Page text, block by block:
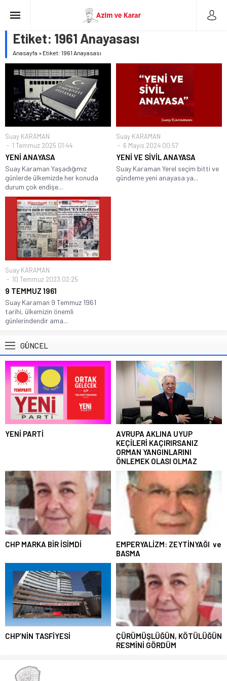
Etiket: 1961 Anayasası
Anasayfa » Etiket: 1961 Anayasası
Suay KARAMAN
1 Temmuz 2025 01:44
YENİ ANAYASA
Suay Karaman Yaşadığımız
günlerde ülkemizde her konuda
durum çok endişe...
Suay KARAMAN
6 Mayıs 2024 00:57
YENİ VE SİVİL ANAYASA
Suay Karaman Yerel seçim bitti ve
gündeme yeni anayasa ya...
Suay KARAMAN
10 Temmuz 2023 02:25
9 TEMMUZ 1961
Suay Karaman 9 Temmuz 1961
tarihi, ülkemizin önemli
günlerindendir ama...
GÜNCEL
YENİ PARTİ
AVRUPA AKLINA UYUP
KEÇİLERİ KAÇIRIRSANIZ
ORMAN YANGINLARINI
ÖNLEMEK OLASI OLMAZ
CHP MARKA BİR İSİMDİ
EMPERYALİZM: ZEYTİNYAĞI ve
BASMA
CHP’NİN TASFİYESİ
ÇÜRÜMÜŞLÜĞÜN, KÖTÜLÜĞÜN
RESMİNİ GÖRDÜM